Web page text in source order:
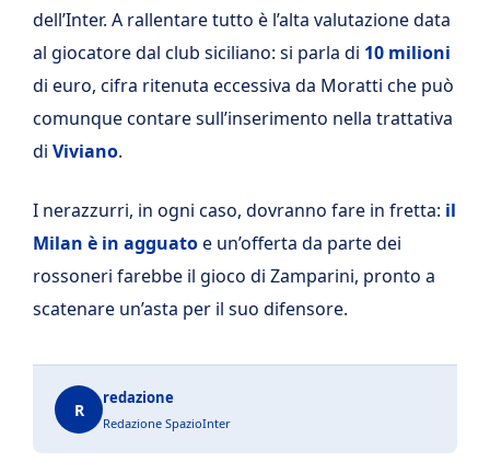
dell’Inter. A rallentare tutto è l’alta valutazione data
al giocatore dal club siciliano: si parla di 10 milioni
di euro, cifra ritenuta eccessiva da Moratti che può
comunque contare sull’inserimento nella trattativa
di Viviano.
I nerazzurri, in ogni caso, dovranno fare in fretta: il
Milan è in agguatoe un’offerta da parte dei
rossoneri farebbe il gioco di Zamparini, pronto a
scatenare un’asta per il suo difensore.
R
redazione
Redazione SpazioInter